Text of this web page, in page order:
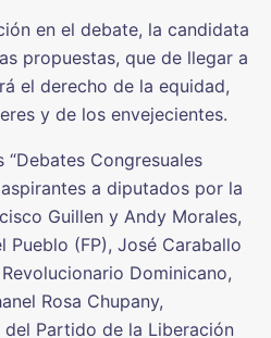
en el debate, la candidata
propuestas, que de llegar a
el derecho de la equidad,
y de los envejecientes.
Congresuales
a diputados por la
Guillen y Andy Morales,
Pueblo (FP), José Caraballo
Dominicano,
Rosa Chupany,
Partido de la Liberación